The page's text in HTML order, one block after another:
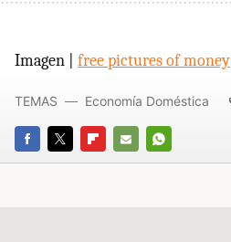
Imagen | free pictures of money
FACEBOOK
TWITTERFLIPBOARD
E-
WHATSAPP
TEMAS Economía Doméstica